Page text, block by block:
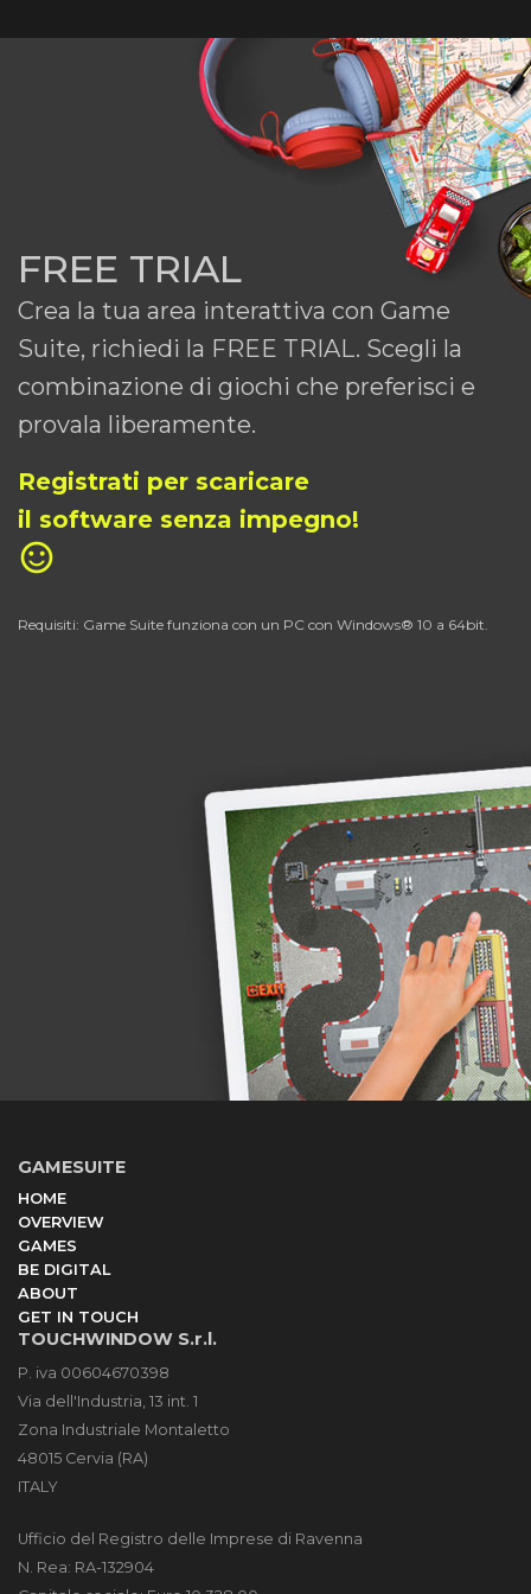
FREE TRIAL
Crea la tua area interattiva con Game
Suite, richiedi la FREE TRIAL. Scegli la
combinazione di giochi che preferisci e
provala liberamente.
Registrati per scaricare
il software senza impegno!
sentiment_satisfied_alt
Requisiti: Game Suite funziona con un PC con Windows® 10 a 64bit.
GAMESUITE
HOME
OVERVIEW
GAMES
BE DIGITAL
ABOUT
GET IN TOUCH
TOUCHWINDOW S.r.l.
P. iva 00604670398
Via dell'Industria, 13 int. 1
Zona Industriale Montaletto
48015 Cervia (RA)
ITALY
Ufficio del Registro delle Imprese di Ravenna
N. Rea: RA-132904